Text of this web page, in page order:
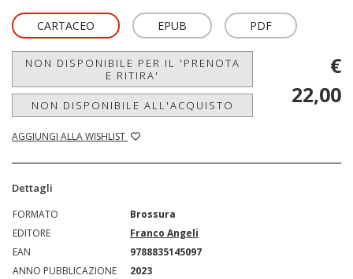
CARTACEO EPUB PDF
NON DISPONIBILE PER IL 'PRENOTA
E RITIRA'
NON DISPONIBILE ALL'ACQUISTO
AGGIUNGI ALLA WISHLIST
€
22,00
Dettagli
FORMATO
Brossura
EDITORE
Franco Angeli
EAN
9788835145097
ANNO PUBBLICAZIONE
2023